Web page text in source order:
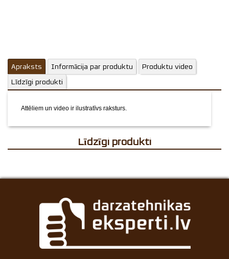
Apraksts Informācija par produktu
Produktu video
Līdzīgi produkti
Attēliem un video ir ilustratīvs raksturs.
Līdzīgi produkti